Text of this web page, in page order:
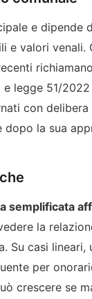
e dipende
e valori venali.
legge 51/2022
con delibera
dopo la sua
semplificata
la
Su casi lineari,
per
crescere se